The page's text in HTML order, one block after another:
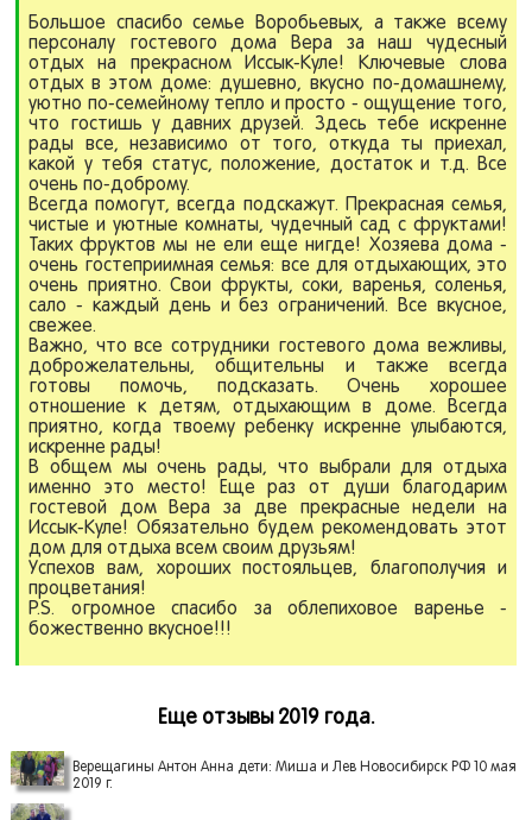
Большое спасибо семье Воробьевых, а также всему
персоналу гостевого дома Вера за наш чудесный
отдых на прекрасном Иссык-Куле! Ключевые слова
отдых в этом доме: душевно, вкусно по-домашнему,
уютно по-семейному тепло и просто - ощущение того,
что гостишь у давних друзей. Здесь тебе искренне
рады все, независимо от того, откуда ты приехал,
какой у тебя статус, положение, достаток и т.д. Все
очень по-доброму.
Всегда помогут, всегда подскажут. Прекрасная семья,
чистые и уютные комнаты, чудечный сад с фруктами!
Таких фруктов мы не ели еще нигде! Хозяева дома -
очень гостеприимная семья: все для отдыхающих, это
очень приятно. Свои фрукты, соки, варенья, соленья,
сало - каждый день и без ограничений. Все вкусное,
свежее.
Важно, что все сотрудники гостевого дома вежливы,
доброжелательны, общительны и также всегда
готовы помочь, подсказать. Очень хорошее
отношение к детям, отдыхающим в доме. Всегда
приятно, когда твоему ребенку искренне улыбаются,
искренне рады!
В общем мы очень рады, что выбрали для отдыха
именно это место! Еще раз от души благодарим
гостевой дом Вера за две прекрасные недели на
Иссык-Куле! Обязательно будем рекомендовать этот
дом для отдыха всем своим друзьям!
Успехов вам, хороших постояльцев, благополучия и
процветания!
P.S. огромное спасибо за облепиховое варенье -
божественно вкусное!!!
Еще отзывы 2019 года.
Верещагины Антон Анна дети: Миша и Лев Новосибирск РФ 10 мая
2019 г.